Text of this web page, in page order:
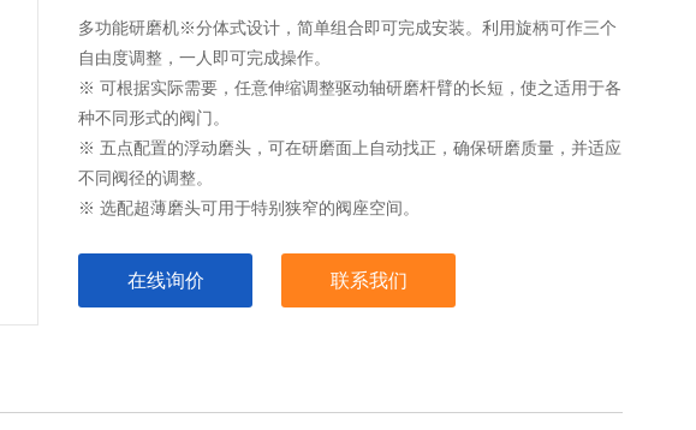
多功能研磨机※分体式设计，简单组合即可完成安装。利用旋柄可作三个
自由度调整，一人即可完成操作。
※ 可根据实际需要，任意伸缩调整驱动轴研磨杆臂的长短，使之适用于各
种不同形式的阀门。
※ 五点配置的浮动磨头，可在研磨面上自动找正，确保研磨质量，并适应
不同阀径的调整。
※ 选配超薄磨头可用于特别狭窄的阀座空间。
在线询价 联系我们